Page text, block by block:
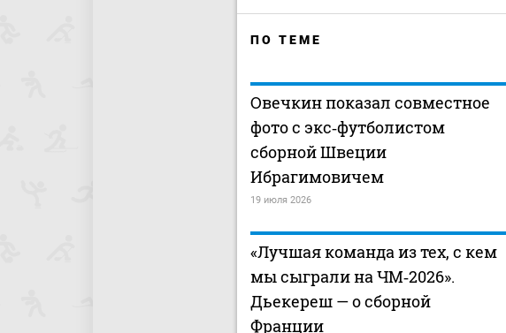
ПО ТЕМЕ
Овечкин показал совместное
фото с экс‑футболистом
сборной Швеции
Ибрагимовичем
19 июля 2026
«Лучшая команда из тех, с кем
мы сыграли на ЧМ‑2026».
Дьекереш — о сборной
Франции